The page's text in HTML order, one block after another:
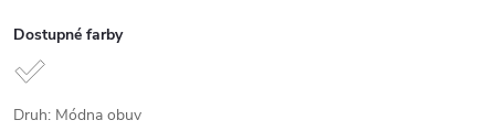
Dostupné farby
Druh: Módna obuv